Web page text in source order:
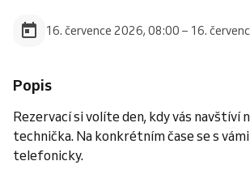
16. července 2026, 08:00 – 16.
Popis
Rezervací si volíte den, kdy vás navštíví
technička. Na konkrétním čase se s
telefonicky.